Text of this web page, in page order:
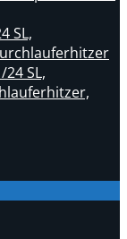
SL,
24 SL,